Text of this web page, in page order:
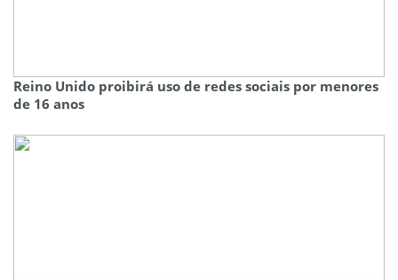
Reino Unido proibirá uso de redes sociais por menores
de 16 anos